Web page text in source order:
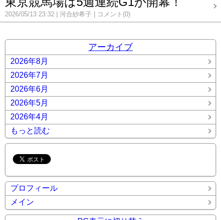
2026/05/13 23:32 河合紗希子 コメント(0)
アーカイブ
2026年8月
2026年7月
2026年6月
2026年5月
2026年4月
もっと読む
プロフィール
メイン